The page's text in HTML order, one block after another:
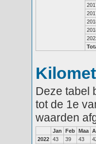
Deze tabel
tot de 1e
waarden
Jan Feb Maa
2022 43 39 43